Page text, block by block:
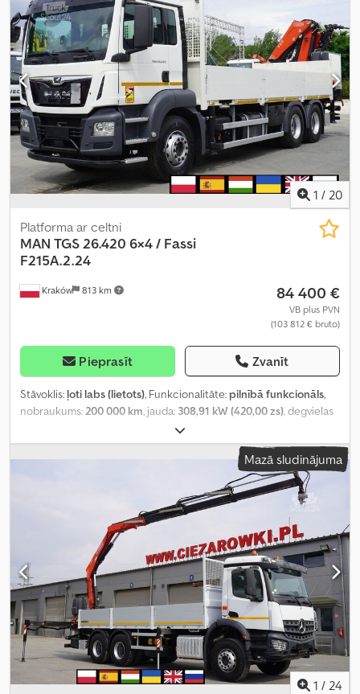
1 / 20
Kraków 813 km
Platforma ar celtni
MAN TGS 26.420 6×4 / Fassi
F215A.2.24
84 400 €
VB plus PVN
(103 812 € bruto)
Pieprasīt Zvanīt
Stāvoklis: ļoti labs (lietots), Funkcionalitāte: pilnībā funkcionāls,
nobraukums:200 000 km, jauda: 308,91 kW (420,00 zs), degvielas
, tukšais svars:
kravnesība:10 590 kg, kopējais svars:26 000 kg, krāsa:balts,
vadītāja kabīne:
, pārnesuma veids:automātisks,
tērauds-gaiss, krautuves
, iekraušanas vietas platums:2 480 mm ,
iekraušanas telpas augstums:570 mm, Ražošanas gads: 2019
AdBlue, diferenciāļa bloķētājs, gaisa
kondicionēšana, kruīza kontrole, piekabes sakabe,
Mazā sludinājuma
1 / 24